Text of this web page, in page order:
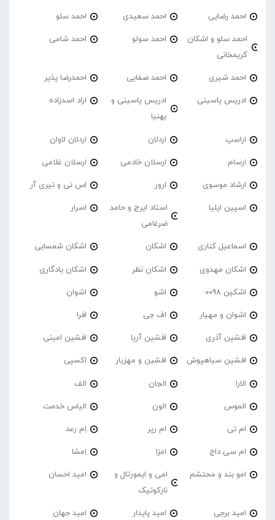
احمد‌ رضایی احمد سعیدی احمد سلو
احمد سلو و اشکان
کریمخانی
احمد سولو احمد شامی
احمد شیری احمد صفایی احمدرضا پذیر
ادریس یاسینی
ادریس یاسینی و
بهنیا
اراد اسدزاده
اراسپ اردلان اردلان لاوان
ارسام ارسلان خادمی ارسلان غلامی
ارشاد موسوی ارور اس تی و تیری آر
اسپین ایلیا
استاد ایرج و حامد
ضرغامی
اسرار
اسماعیل کناری اشکان اشکان شمسایی
اشکان مهدوی اشکان نظر اشکان یادگاری
اشکین 0098 اشو اشوان
اشوان و مهیار اف جی افرا
افشین آذری افشین آریا افشین امینی
افشین سیاهپوش افشین و مهزیار اکسپی
الارا الجان الف
الموس الون الیاس خدمت
ام تی ام رپر اِم رعد
ام سی داج امزا اِمشا
امو بند و محتشم
امی و ایمورتال و
نارکوتیک
امید احسان
امید برجی امید پایدار امید جهان